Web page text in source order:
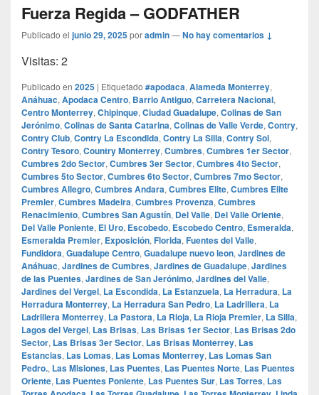
Fuerza Regida – GODFATHER
Publicado el junio 29, 2025poradmin—No hay comentarios ↓
Visitas: 2
Publicado en 2025 | Etiquetado #apodaca, Alameda Monterrey,
Anáhuac, Apodaca Centro, Barrio Antiguo, Carretera Nacional,
Centro Monterrey, Chipinque, Ciudad Guadalupe, Colinas de San
Jerónimo, Colinas de Santa Catarina, Colinas de Valle Verde, Contry,
Contry Club, Contry La Escondida, Contry La Silla, Contry Sol,
Contry Tesoro, Country Monterrey, Cumbres, Cumbres 1er Sector,
Cumbres 2do Sector, Cumbres 3er Sector, Cumbres 4to Sector,
Cumbres 5to Sector, Cumbres 6to Sector, Cumbres 7mo Sector,
Cumbres Allegro, Cumbres Andara, Cumbres Elite, Cumbres Elite
Premier, Cumbres Madeira, Cumbres Provenza, Cumbres
Renacimiento, Cumbres San Agustín, Del Valle, Del Valle Oriente,
Del Valle Poniente, El Uro, Escobedo, Escobedo Centro, Esmeralda,
Esmeralda Premier, Exposición, Florida, Fuentes del Valle,
Fundidora, Guadalupe Centro, Guadalupe nuevo leon, Jardines de
Anáhuac, Jardines de Cumbres, Jardines de Guadalupe, Jardines
de las Puentes, Jardines de San Jerónimo, Jardines del Valle,
Jardines del Vergel, La Escondida, La Estanzuela, La Herradura, La
Herradura Monterrey, La Herradura San Pedro, La Ladrillera, La
Ladrillera Monterrey, La Pastora, La Rioja, La Rioja Premier, La Silla,
Lagos del Vergel, Las Brisas, Las Brisas 1er Sector, Las Brisas 2do
Sector, Las Brisas 3er Sector, Las Brisas Monterrey, Las
Estancias, Las Lomas, Las Lomas Monterrey, Las Lomas San
Pedro., Las Misiones, Las Puentes, Las Puentes Norte, Las Puentes
Oriente, Las Puentes Poniente, Las Puentes Sur, Las Torres, Las